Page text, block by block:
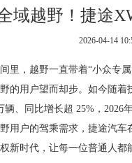
域越野！捷途
2026-04-14
里，越野一直带着“小众专
的用户望而却步。如今随
辆、同比增长超 25%，2026
用户的驾乘需求，捷途汽
新时代，让每一位普通人都